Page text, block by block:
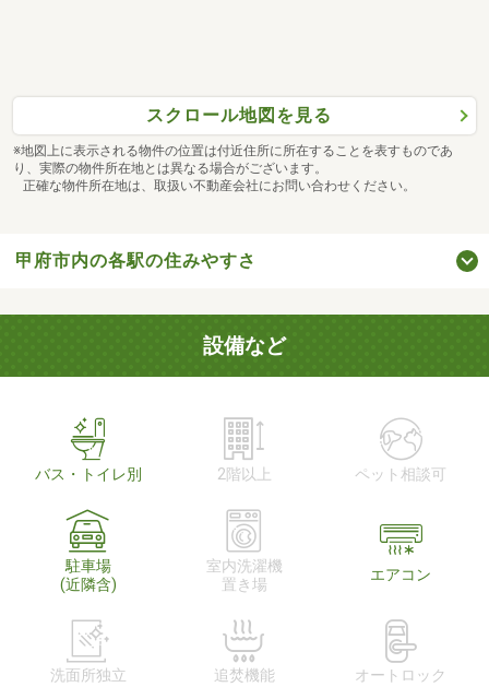
スクロール地図を見る
※地図上に表示される物件の位置は付近住所に所在することを表すものであ
り、実際の物件所在地とは異なる場合がございます。
正確な物件所在地は、取扱い不動産会社にお問い合わせください。
甲府市内の各駅の住みやすさ
設備など
バス・トイレ別 2階以上 ペット相談可
駐車場
(近隣含)
室内洗濯機
置き場
エアコン
洗面所独立 追焚機能 オートロック